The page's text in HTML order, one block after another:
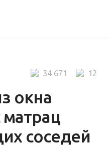
окна
матрац
соседей
12
34 671